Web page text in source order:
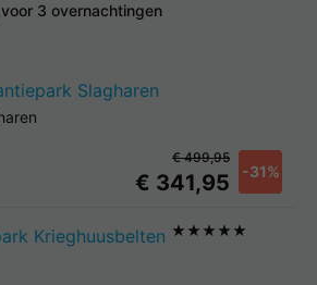
voor 3 overnachtingen
Slagharen
€ 341,95 -31%
€ 499,95
Krieghuusbelten ★★★★★